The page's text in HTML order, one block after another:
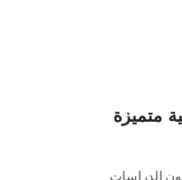
متميزة
الدراسات